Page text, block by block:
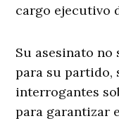
cargo ejecutivo
Su asesinato
para su partido,
interrogantes
para garantizar